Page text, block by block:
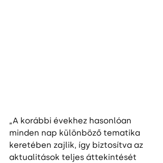
„A korábbi évekhez hasonlóan
minden nap különböző tematika
keretében zajlik, így biztosítva az
aktualitások teljes áttekintését